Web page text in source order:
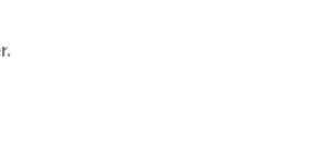
medbring da beholderen eller